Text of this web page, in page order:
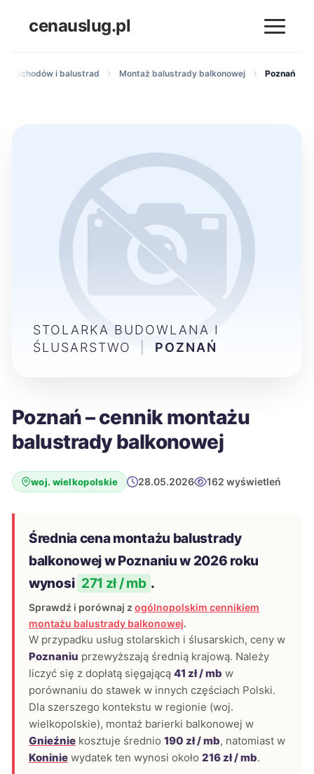
cenauslug.pl
schodów i balustrad Montaż balustrady balkonowej Poznań
Poznań – cennik montażu
balustrady balkonowej
woj. wielkopolskie 28.05.2026 162 wyświetleń
Średnia cena montażu balustrady
balkonowej w Poznaniu w 2026 roku
wynosi 271 zł / mb .
Sprawdź i porównaj z ogólnopolskim cennikiem
montażu balustrady balkonowej.
W przypadku usług stolarskich i ślusarskich, ceny w
Poznaniu przewyższają średnią krajową. Należy
liczyć się z dopłatą sięgającą 41 zł / mb w
porównaniu do stawek w innych częściach Polski.
Dla szerszego kontekstu w regionie (woj.
wielkopolskie), montaż barierki balkonowej w
Gnieźnie kosztuje średnio 190 zł / mb, natomiast w
Koninie wydatek ten wynosi około 216 zł / mb.
STOLARKA BUDOWLANA I
ŚLUSARSTWO
POZNAŃ